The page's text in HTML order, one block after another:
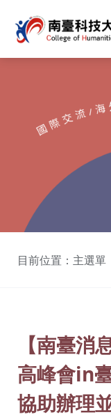
目前位置：主選單
:::
【南臺消
高峰會in
協助辦理